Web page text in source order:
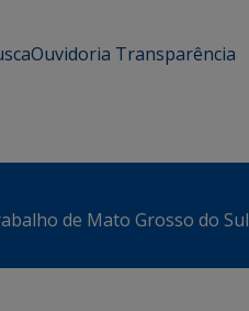
Ouvidoria Transparência
de Mato Grosso do Sul